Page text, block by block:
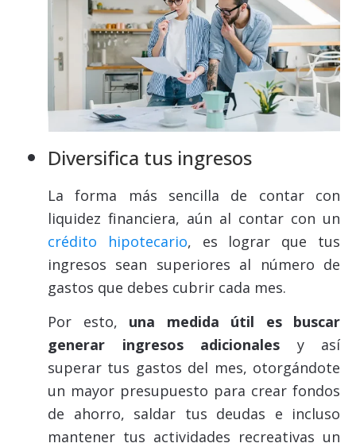
Diversifica tus ingresos
La forma más sencilla de contar con
liquidez financiera, aún al contar con un
crédito hipotecario, es lograr que tus
ingresos sean superiores al número de
gastos que debes cubrir cada mes.
Por esto, una medida útil es buscar
generar ingresos adicionales y así
superar tus gastos del mes, otorgándote
un mayor presupuesto para crear fondos
de ahorro, saldar tus deudas e incluso
mantener tus actividades recreativas un